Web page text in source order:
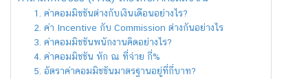
1. ค่าคอมมิชชันต่างกับเงินเดือนอย่างไร?
2. ค่า Incentive กับ Commission ต่างกันอย่างไร
3. ค่าคอมมิชชันพนักงานคิดอย่างไร?
4. ค่าคอมมิชชัน หัก ณ ที่จ่าย กี่%
5. อัตราค่าคอมมิชชันมาตรฐานอยู่ที่กี่บาท?